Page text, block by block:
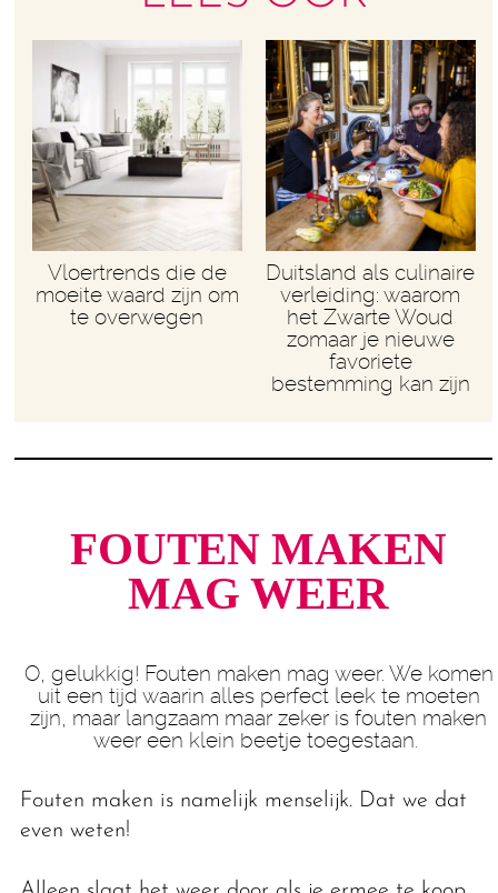
Vloertrends die de
moeite waard zijn om
te overwegen
Duitsland als culinaire
verleiding: waarom
het Zwarte Woud
zomaar je nieuwe
favoriete
bestemming kan zijn
FOUTEN MAKEN
MAG WEER
O, gelukkig! Fouten maken mag weer. We komen
uit een tijd waarin alles perfect leek te moeten
zijn, maar langzaam maar zeker is fouten maken
weer een klein beetje toegestaan.
Fouten maken is namelijk menselijk. Dat we dat
even weten!